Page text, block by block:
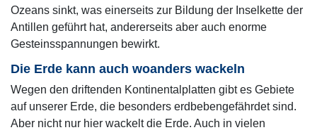
Ozeans sinkt, was einerseits zur Bildung der Inselkette der
Antillen geführt hat, andererseits aber auch enorme
Gesteinsspannungen bewirkt.
Die Erde kann auch woanders wackeln
Wegen den driftenden Kontinentalplatten gibt es Gebiete
auf unserer Erde, die besonders erdbebengefährdet sind.
Aber nicht nur hier wackelt die Erde. Auch in vielen